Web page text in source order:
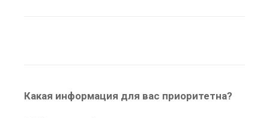
Какая информация для вас приоритетна?